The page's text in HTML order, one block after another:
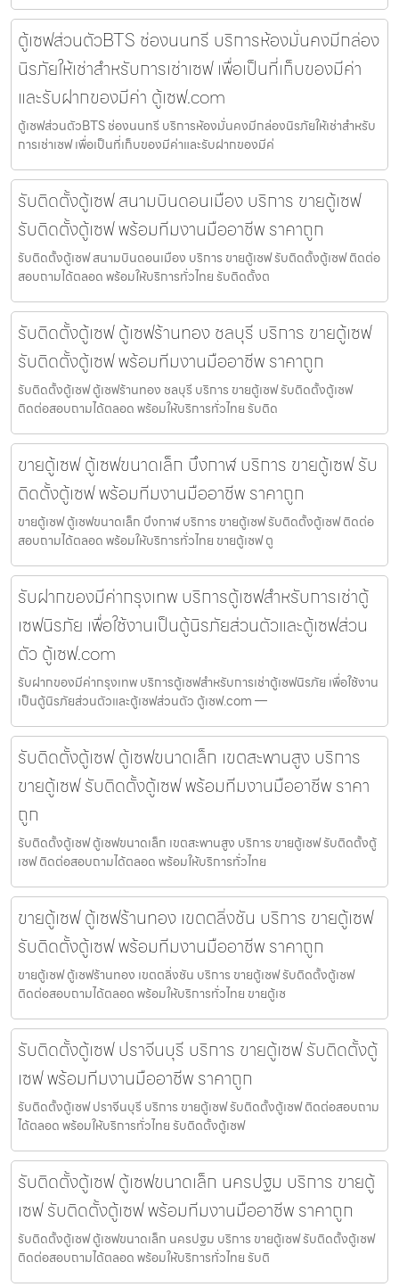
ตู้เซฟส่วนตัวBTS ช่องนนทรี บริการห้องมั่นคงมีกล่อง
นิรภัยให้เช่าสำหรับการเช่าเซฟ เพื่อเป็นที่เก็บของมีค่า
และรับฝากของมีค่า ตู้เซฟ.com
ตู้เซฟส่วนตัวBTS ช่องนนทรี บริการห้องมั่นคงมีกล่องนิรภัยให้เช่าสำหรับ
การเช่าเซฟ เพื่อเป็นที่เก็บของมีค่าและรับฝากของมีค่
รับติดตั้งตู้เซฟ สนามบินดอนเมือง บริการ ขายตู้เซฟ
รับติดตั้งตู้เซฟ พร้อมทีมงานมืออาชีพ ราคาถูก
รับติดตั้งตู้เซฟ สนามบินดอนเมือง บริการ ขายตู้เซฟ รับติดตั้งตู้เซฟ ติดต่อ
สอบถามได้ตลอด พร้อมให้บริการทั่วไทย รับติดตั้งต
รับติดตั้งตู้เซฟ ตู้เซฟร้านทอง ชลบุรี บริการ ขายตู้เซฟ
รับติดตั้งตู้เซฟ พร้อมทีมงานมืออาชีพ ราคาถูก
รับติดตั้งตู้เซฟ ตู้เซฟร้านทอง ชลบุรี บริการ ขายตู้เซฟ รับติดตั้งตู้เซฟ
ติดต่อสอบถามได้ตลอด พร้อมให้บริการทั่วไทย รับติด
ขายตู้เซฟ ตู้เซฟขนาดเล็ก บึงกาฬ บริการ ขายตู้เซฟ รับ
ติดตั้งตู้เซฟ พร้อมทีมงานมืออาชีพ ราคาถูก
ขายตู้เซฟ ตู้เซฟขนาดเล็ก บึงกาฬ บริการ ขายตู้เซฟ รับติดตั้งตู้เซฟ ติดต่อ
สอบถามได้ตลอด พร้อมให้บริการทั่วไทย ขายตู้เซฟ ตู
รับฝากของมีค่ากรุงเทพ บริการตู้เซฟสำหรับการเช่าตู้
เซฟนิรภัย เพื่อใช้งานเป็นตู้นิรภัยส่วนตัวและตู้เซฟส่วน
ตัว ตู้เซฟ.com
รับฝากของมีค่ากรุงเทพ บริการตู้เซฟสำหรับการเช่าตู้เซฟนิรภัย เพื่อใช้งาน
เป็นตู้นิรภัยส่วนตัวและตู้เซฟส่วนตัว ตู้เซฟ.com —
รับติดตั้งตู้เซฟ ตู้เซฟขนาดเล็ก เขตสะพานสูง บริการ
ขายตู้เซฟ รับติดตั้งตู้เซฟ พร้อมทีมงานมืออาชีพ ราคา
ถูก
รับติดตั้งตู้เซฟ ตู้เซฟขนาดเล็ก เขตสะพานสูง บริการ ขายตู้เซฟ รับติดตั้งตู้
เซฟ ติดต่อสอบถามได้ตลอด พร้อมให้บริการทั่วไทย
ขายตู้เซฟ ตู้เซฟร้านทอง เขตตลิ่งชัน บริการ ขายตู้เซฟ
รับติดตั้งตู้เซฟ พร้อมทีมงานมืออาชีพ ราคาถูก
ขายตู้เซฟ ตู้เซฟร้านทอง เขตตลิ่งชัน บริการ ขายตู้เซฟ รับติดตั้งตู้เซฟ
ติดต่อสอบถามได้ตลอด พร้อมให้บริการทั่วไทย ขายตู้เซ
รับติดตั้งตู้เซฟ ปราจีนบุรี บริการ ขายตู้เซฟ รับติดตั้งตู้
เซฟ พร้อมทีมงานมืออาชีพ ราคาถูก
รับติดตั้งตู้เซฟ ปราจีนบุรี บริการ ขายตู้เซฟ รับติดตั้งตู้เซฟ ติดต่อสอบถาม
ได้ตลอด พร้อมให้บริการทั่วไทย รับติดตั้งตู้เซฟ
รับติดตั้งตู้เซฟ ตู้เซฟขนาดเล็ก นครปฐม บริการ ขายตู้
เซฟ รับติดตั้งตู้เซฟ พร้อมทีมงานมืออาชีพ ราคาถูก
รับติดตั้งตู้เซฟ ตู้เซฟขนาดเล็ก นครปฐม บริการ ขายตู้เซฟ รับติดตั้งตู้เซฟ
ติดต่อสอบถามได้ตลอด พร้อมให้บริการทั่วไทย รับติ